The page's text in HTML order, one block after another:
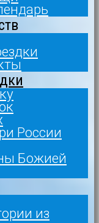
России
Божией
из